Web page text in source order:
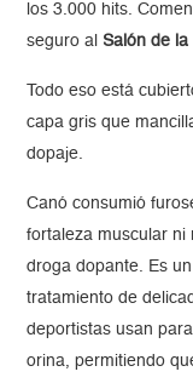
los 3.000 hits.
seguro al Salón de la
Todo eso está
capa gris que
dopaje.
Canó consumió
fortaleza muscular ni
droga dopante. Es
tratamiento de
deportistas usan
orina, permitiendo